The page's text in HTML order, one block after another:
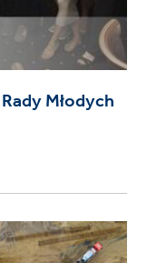
Młodych